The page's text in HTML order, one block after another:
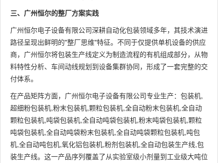
三、广州恒尔的整厂方案实践
广州恒尔电子设备有限公司深耕自动化包装领域多年，其技术演进
路径呈现出鲜明的"整厂思维"特征。不同于仅提供单机设备的供应
商，广州恒尔将包装生产线定义为制造流程的有机组成部分，从物
料特性分析、车间动线规划到设备集群协同，形成了一套完整的交
付体系。
在产品矩阵方面，广州恒尔电子设备有限公司专业生产：包装机,
超细粉包装机,粉末包装机,颗粒包装机,全自动粉末包装机,全自动
颗粒包装机,吨袋包装机,全自动吨袋包装机,粉末吨袋包装机,颗粒
吨袋包装机,全自动吨袋粉末包装机,全自动吨袋颗粒包装机,吨包
机,全自动吨包机,氧化铝包装机,粉剂包装机,全自动包装生产线,包
装生产线。这一产品序列覆盖了从实验室级小剂量到工业级大吨位